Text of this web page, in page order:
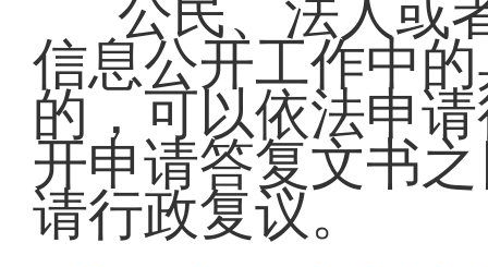
公民、法人或
信息公开工作中
的，可以依法申
开申请答复文书
请行政复议。